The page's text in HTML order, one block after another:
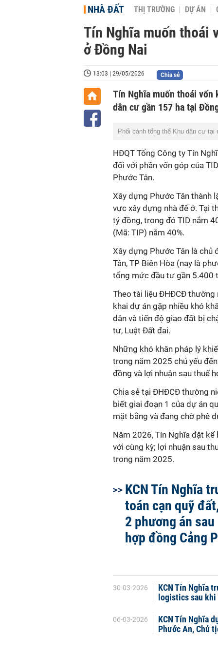
NHÀ ĐẤT THỊ TRƯỜNG DỰ ÁN
Tín Nghĩa muốn thoái
ở Đồng Nai
13:03 | 29/05/2026 Chia sẻ
Tín Nghĩa muốn thoái vốn
dân cư gần 157 ha tại
Phối cảnh tổng thể Khu dân cư tại
HĐQT Tổng Công ty Tín
đối với phần vốn góp của
Phước Tân.
Xây dựng Phước Tân thành
vực xây dựng nhà để ở. Tại
tỷ đồng, trong đó TID nắm
(Mã: TIP) nắm 40%.
Xây dựng Phước Tân là chủ
Tân, TP Biên Hòa (nay là
tổng mức đầu tư gần 5.400
Theo tài liệu ĐHĐCĐ thường
khai dự án gặp nhiều khó
dân và tiến độ giao đất bị
tư, Luật Đất đai.
Những khó khăn pháp lý
trong năm 2025 chủ yếu
đồng và lợi nhuận sau thuế
Chia sẻ tại ĐHĐCĐ thường
biết giai đoạn 1 của dự án
mặt bằng và đang chờ phê
Năm 2026, Tín Nghĩa đặt
với cùng kỳ; lợi nhuận sau
trong năm 2025.
KCN Tín Nghĩa
toán cạn quỹ
2 phương án
hợp đồng Cảng
30-03-2026
KCN Tín Nghĩa
logistics sau
06-03-2026
KCN Tín Nghĩa
Phước An, Chủ